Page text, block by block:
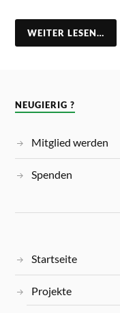
WEITER LESEN…
NEUGIERIG ?
Mitglied werden
Spenden
Startseite
Projekte